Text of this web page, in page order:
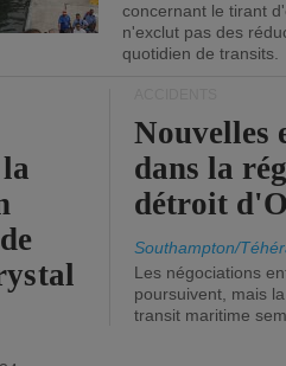
concernant le tirant
n'exclut pas des
quotidien de transits.
Nouvelles
dans la
détroit
Southampton/
Les négociations
poursuivent, mais
transit maritime